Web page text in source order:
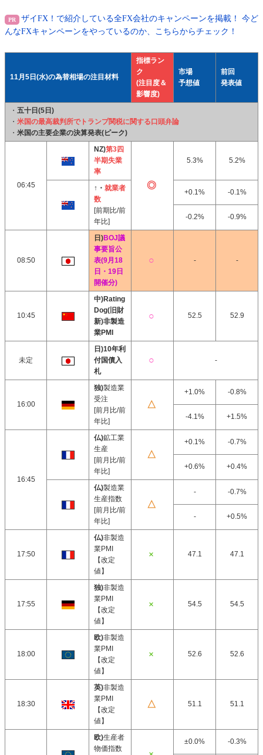
ザイFX！で紹介している全FX会社のキャンペーンを掲載！ 今ど
んなFXキャンペーンをやっているのか、こちらからチェック！
11月5日(水)の為替相場の注目材料
指標ラン
ク
(注目度＆
影響度)
市場
予想値
前回
発表値
・ 五十日(5日)
・ 米国の最高裁判所でトランプ関税に関する口頭弁論
・ 米国の主要企業の決算発表(ピーク)
06:45
NZ)第3四
半期失業
率
5.3% 5.2%
↑・ 就業者
数
[前期比/前
年比]
+0.1% -0.1%
-0.2% -0.9%
08:50
日)BOJ議
事要旨公
表(9月18
日・19日
開催分)
- -
10:45
中)Rating
Dog(旧財
新)非製造
業PMI
52.5 52.9
未定
日)10年利
付国債入
札
-
16:00
独)製造業
受注
[前月比/前
年比]
+1.0% -0.8%
-4.1% +1.5%
16:45
仏)鉱工業
生産
[前月比/前
年比]
+0.1% -0.7%
+0.6% +0.4%
仏)製造業
生産指数
[前月比/前
年比]
- -0.7%
- +0.5%
17:50
仏)非製造
業PMI
【改定
値】
47.1 47.1
17:55
独)非製造
業PMI
【改定
値】
54.5 54.5
18:00
欧)非製造
業PMI
【改定
値】
52.6 52.6
18:30
英)非製造
業PMI
【改定
値】
51.1 51.1
欧)生産者
物価指数
±0.0% -0.3%